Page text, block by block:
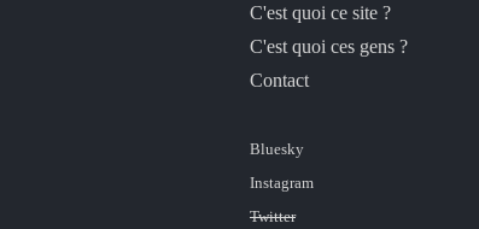
C'est quoi ce site ?
C'est quoi ces gens ?
Contact
Bluesky
Instagram
Twitter